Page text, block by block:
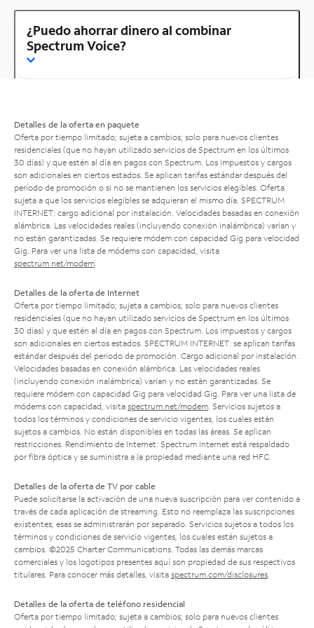
¿Puedo ahorrar dinero al combinar
Spectrum Voice?
Detalles de la oferta en paquete
Oferta por tiempo limitado; sujeta a cambios; solo para nuevos clientes
residenciales (que no hayan utilizado servicios de Spectrum en los últimos
30 días) y que estén al día en pagos con Spectrum. Los impuestos y cargos
son adicionales en ciertos estados. Se aplican tarifas estándar después del
período de promoción o si no se mantienen los servicios elegibles. Oferta
sujeta a que los servicios elegibles se adquieran el mismo día. SPECTRUM
INTERNET: cargo adicional por instalación. Velocidades basadas en conexión
alámbrica. Las velocidades reales (incluyendo conexión inalámbrica) varían y
no están garantizadas. Se requiere módem con capacidad Gig para velocidad
Gig. Para ver una lista de módems con capacidad, visita
spectrum.net/modem
Detalles de la oferta de Internet
Oferta por tiempo limitado; sujeta a cambios; solo para nuevos clientes
residenciales (que no hayan utilizado servicios de Spectrum en los últimos
30 días) y que estén al día en pagos con Spectrum. Los impuestos y cargos
son adicionales en ciertos estados. SPECTRUM INTERNET: se aplican tarifas
estándar después del período de promoción. Cargo adicional por instalación.
Velocidades basadas en conexión alámbrica. Las velocidades reales
(incluyendo conexión inalámbrica) varían y no están garantizadas. Se
requiere módem con capacidad Gig para velocidad Gig. Para ver una lista de
módems con capacidad, visita spectrum.net/modem . Servicios sujetos a
todos los términos y condiciones de servicio vigentes, los cuales están
sujetos a cambios. No están disponibles en todas las áreas. Se aplican
restricciones. Rendimiento de Internet: Spectrum Internet está respaldado
por fibra óptica y se suministra a la propiedad mediante una red HFC.
Detalles de la oferta de TV por cable
Puede solicitarse la activación de una nueva suscripción para ver contenido a
través de cada aplicación de streaming. Esto no reemplaza las suscripciones
existentes; esas se administrarán por separado. Servicios sujetos a todos los
términos y condiciones de servicio vigentes, los cuales están sujetos a
cambios. ©2025 Charter Communications. Todas las demás marcas
comerciales y los logotipos presentes aquí son propiedad de sus respectivos
titulares. Para conocer más detalles, visita spectrum.com/disclosures
Detalles de la oferta de teléfono residencial
Oferta por tiempo limitado; sujeta a cambios; solo para nuevos clientes